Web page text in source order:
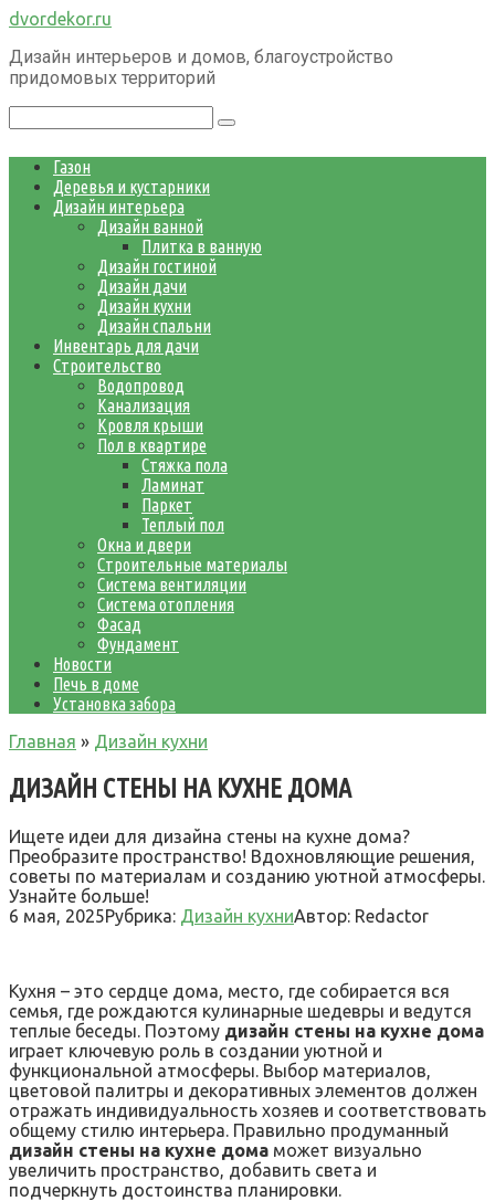
Перейти
контенту
dvordekor.ru
Дизайн интерьеров и домов, благоустройство
придомовых территорий
Газон
Деревья и кустарники
Дизайн интерьера
Дизайн ванной
Плитка в ванную
Дизайн гостиной
Дизайн дачи
Дизайн кухни
Дизайн спальни
Инвентарь для дачи
Строительство
Водопровод
Канализация
Кровля крыши
Пол в квартире
Стяжка пола
Ламинат
Паркет
Теплый пол
Окна и двери
Строительные материалы
Система вентиляции
Система отопления
Фасад
Фундамент
Новости
Печь в доме
Установка забора
Главная » Дизайн кухни
ДИЗАЙН СТЕНЫ НА КУХНЕ ДОМА
Ищете идеи для дизайна стены на кухне дома?
Преобразите пространство! Вдохновляющие решения,
советы по материалам и созданию уютной атмосферы.
Узнайте больше!
6 мая, 2025Рубрика: Дизайн кухниАвтор: Redactor
Кухня – это сердце дома, место, где собирается вся
семья, где рождаются кулинарные шедевры и ведутся
теплые беседы. Поэтому дизайн стены на кухне дома
играет ключевую роль в создании уютной и
функциональной атмосферы. Выбор материалов,
цветовой палитры и декоративных элементов должен
отражать индивидуальность хозяев и соответствовать
общему стилю интерьера. Правильно продуманный
дизайн стены на кухне дома может визуально
увеличить пространство, добавить света и
подчеркнуть достоинства планировки.